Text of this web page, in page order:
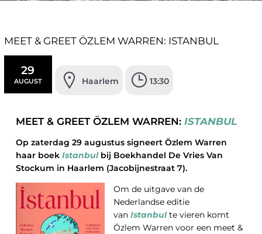
MEET & GREET ÖZLEM WARREN: ISTANBUL
29
AUGUST Haarlem 13:30
MEET & GREET ÖZLEM WARREN: ISTANBUL
Op zaterdag 29 augustus signeert Özlem Warren
haar boek Istanbul bij Boekhandel De Vries Van
Stockum in Haarlem (Jacobijnestraat 7).
Om de uitgave van de
Nederlandse editie
van Istanbul te vieren komt
Özlem Warren voor een meet &